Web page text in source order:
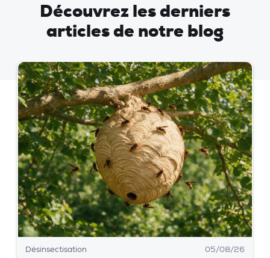
Découvrez les derniers
articles de notre blog
Désinsectisation 05/08/26